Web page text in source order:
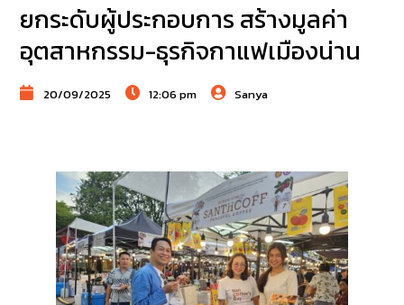
ยกระดับผู้ประกอบการ สร้างมูลค่า
อุตสาหกรรม-ธุรกิจกาแฟเมืองน่าน
20/09/2025 12:06 pm Sanya